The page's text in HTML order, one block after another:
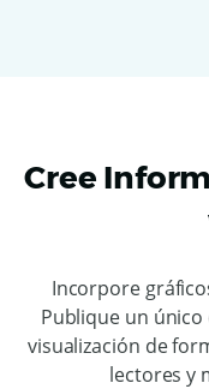
Cree
Incorpore
Publique un
visualización de
lectores y